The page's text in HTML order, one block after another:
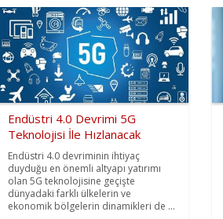
Endüstri 4.0 Devrimi 5G
Teknolojisi İle Hızlanacak
Endüstri 4.0 devriminin ihtiyaç
duyduğu en önemli altyapı yatırımı
olan 5G teknolojisine geçişte
dünyadaki farklı ülkelerin ve
ekonomik bölgelerin dinamikleri de ...